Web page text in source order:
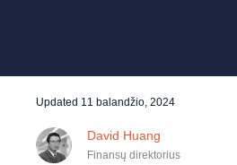
Updated 11 balandžio, 2024
David Huang
Finansų direktorius